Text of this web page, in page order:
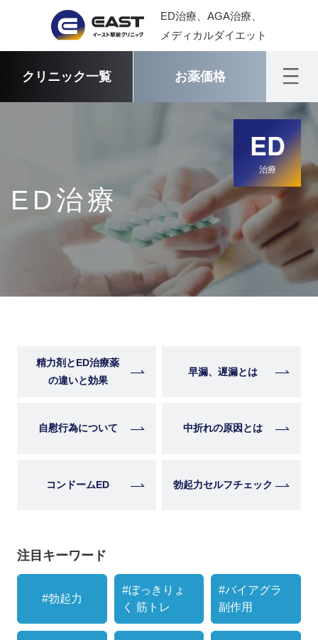
ED治療、AGA治療、
メディカルダイエット
クリニック一覧 お薬価格
ED
治療
ED治療
精力剤とED治療薬
の違いと効果
早漏、遅漏とは
自慰行為について 中折れの原因とは
コンドームED 勃起力セルフチェック
注目キーワード
#勃起力
#ぼっきりょ
く 筋トレ
#バイアグラ
副作用